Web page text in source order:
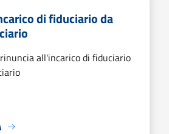
di fiduciario da
all'incarico di fiduciario